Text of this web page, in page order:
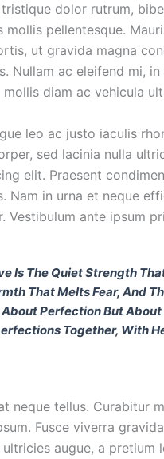
dolor rutrum,
mollis pellentesque.
ut gravida magna
Nullam ac eleifend mi,
mollis diam ac vehicula
leo ac justo iaculis
sed lacinia nulla
elit. Praesent
Nam in urna et neque
Vestibulum ante ipsum
Is The Quiet Strength
That Melts Fear, And
Perfection But About
Together, With
neque tellus. Curabitur
Fusce viverra
augue, a pretium